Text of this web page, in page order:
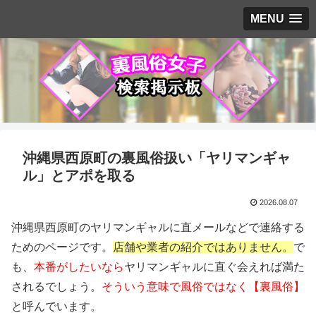
MENU
沖縄県西原町の裏風俗扱い「ヤリマンギャ
ル」とアポを取る
2026.08.07
沖縄県西原町のヤリマンギャルに直メールなどで連絡する
ためのページです。
店舗や業者の紹介ではありません。 で
も、 本番がしたいならヤリマンギャルに直ぐ会えれば満た
されるでしょう。 そういう意味で風俗ではなく【裏風俗】
と呼んでいます。